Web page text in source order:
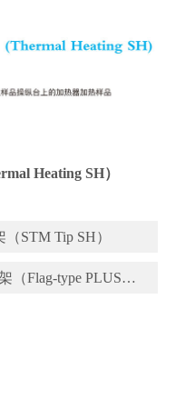
Heating SH）
STM Tip SH）
Flag-type PLUS SH）